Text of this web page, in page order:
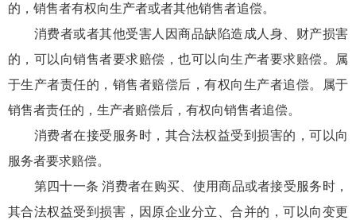
的，销售者有权向生产者或者其他销售者追偿。
消费者或者其他受害人因商品缺陷造成人身、财产损害
的，可以向销售者要求赔偿，也可以向生产者要求赔偿。属
于生产者责任的，销售者赔偿后，有权向生产者追偿。属于
销售者责任的，生产者赔偿后，有权向销售者追偿。
消费者在接受服务时，其合法权益受到损害的，可以向
服务者要求赔偿。
第四十一条 消费者在购买、使用商品或者接受服务时，
其合法权益受到损害，因原企业分立、合并的，可以向变更